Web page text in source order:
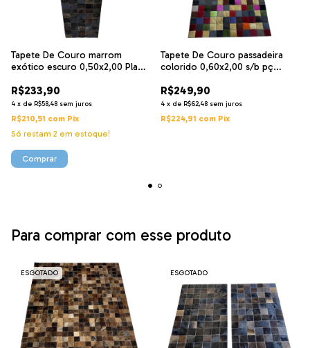
Tapete De Couro marrom
exótico escuro 0,50x2,00 Placa
R$233,90
4 x de R$58,48 sem juros
R$210,51 com Pix
Só restam 2 em estoque!
Tapete De Couro passadeira
colorido 0,60x2,00 s/b pç
R$249,90
4 x de R$62,48 sem juros
R$224,91 com Pix
Para comprar com esse produto
ESGOTADO ESGOTADO